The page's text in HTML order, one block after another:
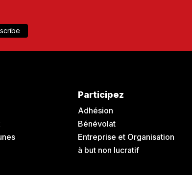
Participez
Adhésion
Bénévolat
Entreprise et Organisation
à but non lucratif